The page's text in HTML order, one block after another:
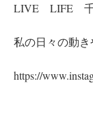
LIVE LIFE 千
私の日々の動き
https://